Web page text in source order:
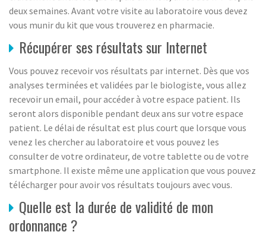
deux semaines. Avant votre visite au laboratoire vous devez
vous munir du kit que vous trouverez en pharmacie.
Récupérer ses résultats sur Internet
Vous pouvez recevoir vos résultats par internet. Dès que vos
analyses terminées et validées par le biologiste, vous allez
recevoir un email, pour accéder à votre espace patient. Ils
seront alors disponible pendant deux ans sur votre espace
patient. Le délai de résultat est plus court que lorsque vous
venez les chercher au laboratoire et vous pouvez les
consulter de votre ordinateur, de votre tablette ou de votre
smartphone. Il existe même une application que vous pouvez
télécharger pour avoir vos résultats toujours avec vous.
Quelle est la durée de validité de mon
ordonnance ?